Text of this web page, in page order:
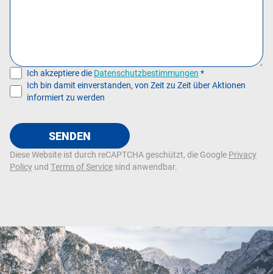
Ich akzeptiere die Datenschutzbestimmungen *
Ich bin damit einverstanden, von Zeit zu Zeit über Aktionen
informiert zu werden
SENDEN
Diese Website ist durch reCAPTCHA geschützt, die Google Privacy
Policy und Terms of Service sind anwendbar.